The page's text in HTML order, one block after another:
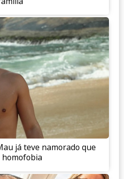
já teve namorado que